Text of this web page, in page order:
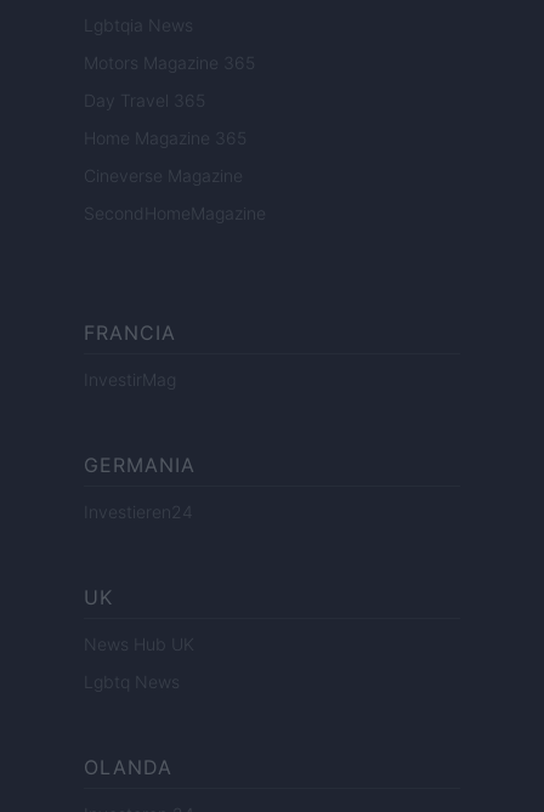
Lgbtqia News
Motors Magazine 365
Day Travel 365
Home Magazine 365
Cineverse Magazine
SecondHomeMagazine
FRANCIA
InvestirMag
GERMANIA
Investieren24
UK
News Hub UK
Lgbtq News
OLANDA